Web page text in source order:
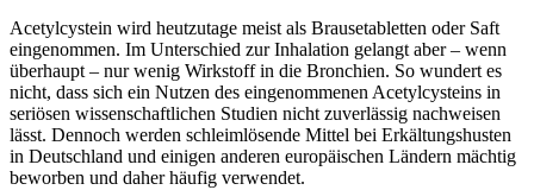
Acetylcystein wird heutzutage meist als Brausetabletten oder Saft
eingenommen. Im Unterschied zur Inhalation gelangt aber – wenn
überhaupt – nur wenig Wirkstoff in die Bronchien. So wundert es
nicht, dass sich ein Nutzen des eingenommenen Acetylcysteins in
seriösen wissenschaftlichen Studien nicht zuverlässig nachweisen
lässt. Dennoch werden schleimlösende Mittel bei Erkältungshusten
in Deutschland und einigen anderen europäischen Ländern mächtig
beworben und daher häufig verwendet.